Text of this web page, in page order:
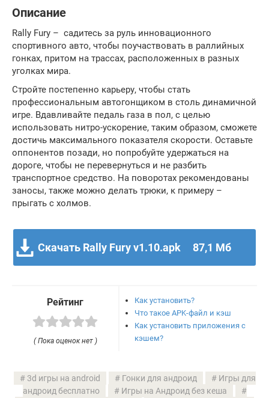
Описание
Rally Fury – cадитесь за руль инновационного
спортивного авто, чтобы поучаствовать в раллийных
гонках, притом на трассах, расположенных в разных
уголках мира.
Стройте постепенно карьеру, чтобы стать
профессиональным автогонщиком в столь динамичной
игре. Вдавливайте педаль газа в пол, с целью
использовать нитро-ускорение, таким образом, сможете
достичь максимального показателя скорости. Оставьте
оппонентов позади, но попробуйте удержаться на
дороге, чтобы не перевернуться и не разбить
транспортное средство. На поворотах рекомендованы
заносы, также можно делать трюки, к примеру –
прыгать с холмов.
Скачать Rally Fury v1.10.apk 87,1 Мб
Рейтинг
( Пока оценок нет )
Как установить?
Что такое APK-файл и кэш
Как установить приложения с
кэшем?
3d игры на android Гонки для андроид
Игры для
андроид бесплатно
Игры на Андроид без кеша